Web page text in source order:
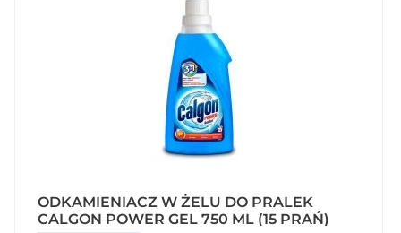
ODKAMIENIACZ W ŻELU DO PRALEK
CALGON POWER GEL 750 ML (15 PRAŃ)